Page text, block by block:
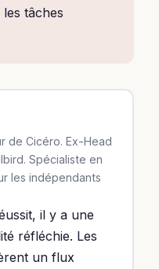
tâches
de Cicéro. Ex-Head
Spécialiste en
les indépendants
il y a une
réfléchie. Les
un flux